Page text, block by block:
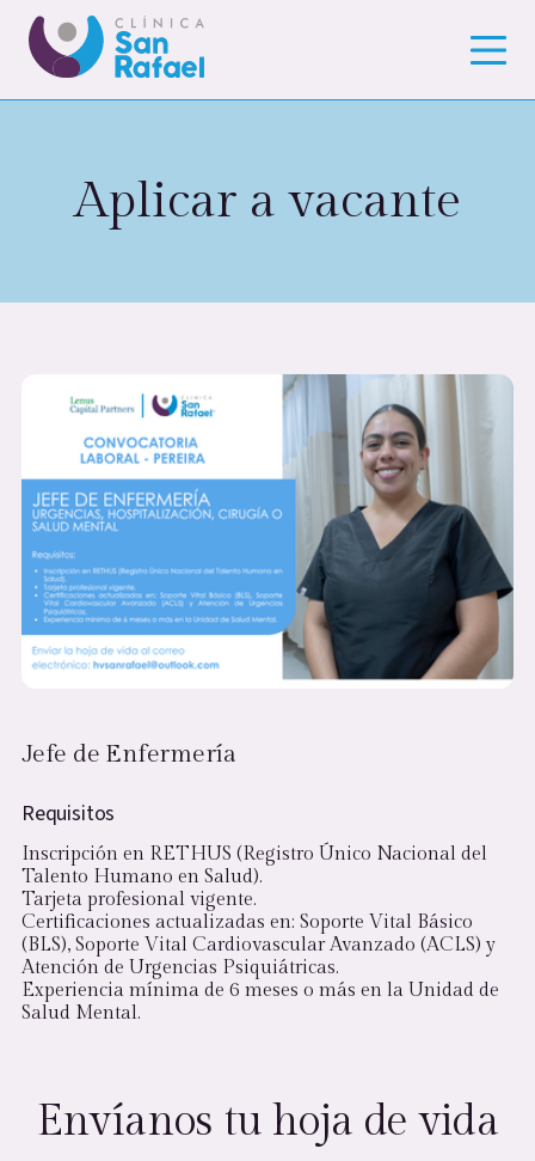
Aplicar a vacante
Jefe de Enfermería
Requisitos
Inscripción en RETHUS (Registro Único Nacional del
Talento Humano en Salud).
Tarjeta profesional vigente.
Certificaciones actualizadas en: Soporte Vital Básico
(BLS), Soporte Vital Cardiovascular Avanzado (ACLS) y
Atención de Urgencias Psiquiátricas.
Experiencia mínima de 6 meses o más en la Unidad de
Salud Mental.
Envíanos tu hoja de vida